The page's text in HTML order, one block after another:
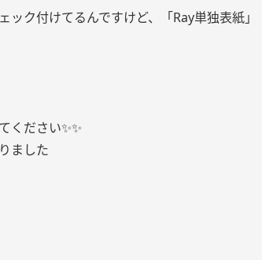
ク付けてるんですけど、「Ray単独表紙」
ください✨✨
ました